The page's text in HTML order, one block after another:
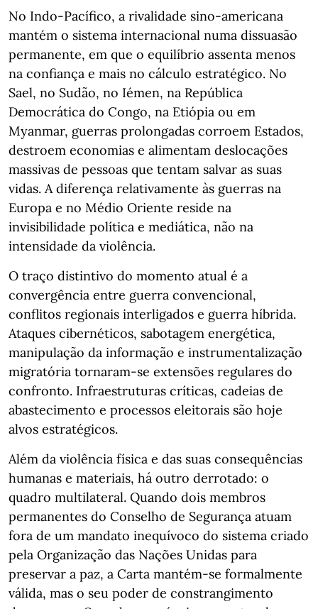
No Indo-Pacífico, a rivalidade sino-americana
mantém o sistema internacional numa dissuasão
permanente, em que o equilíbrio assenta menos
na confiança e mais no cálculo estratégico. No
Sael, no Sudão, no Iémen, na República
Democrática do Congo, na Etiópia ou em
Myanmar, guerras prolongadas corroem Estados,
destroem economias e alimentam deslocações
massivas de pessoas que tentam salvar as suas
vidas. A diferença relativamente às guerras na
Europa e no Médio Oriente reside na
invisibilidade política e mediática, não na
intensidade da violência.
O traço distintivo do momento atual é a
convergência entre guerra convencional,
conflitos regionais interligados e guerra híbrida.
Ataques cibernéticos, sabotagem energética,
manipulação da informação e instrumentalização
migratória tornaram-se extensões regulares do
confronto. Infraestruturas críticas, cadeias de
abastecimento e processos eleitorais são hoje
alvos estratégicos.
Além da violência física e das suas consequências
humanas e materiais, há outro derrotado: o
quadro multilateral. Quando dois membros
permanentes do Conselho de Segurança atuam
fora de um mandato inequívoco do sistema criado
pela Organização das Nações Unidas para
preservar a paz, a Carta mantém-se formalmente
válida, mas o seu poder de constrangimento